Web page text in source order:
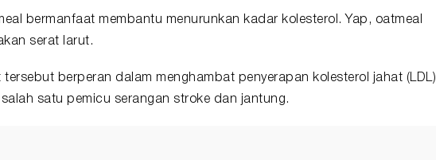
bermanfaat membantu menurunkan kadar kolesterol. Yap, oatmeal
serat larut.
tersebut berperan dalam menghambat penyerapan kolesterol jahat (LDL)
satu pemicu serangan stroke dan jantung.